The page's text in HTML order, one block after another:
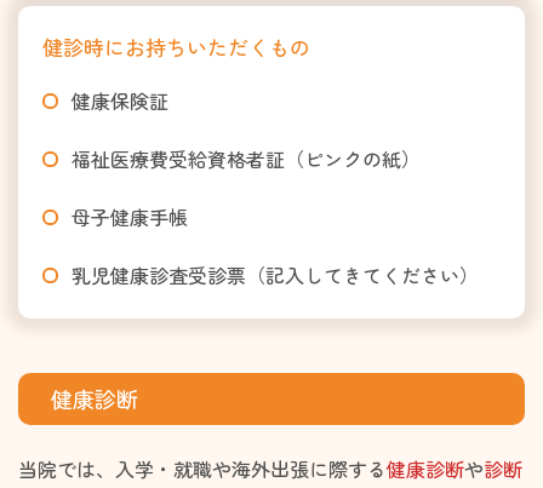
健診時にお持ちいただくもの
健康保険証
福祉医療費受給資格者証（ピンクの紙）
母子健康手帳
乳児健康診査受診票（記入してきてください）
健康診断
当院では、入学・就職や海外出張に際する健康診断や診断